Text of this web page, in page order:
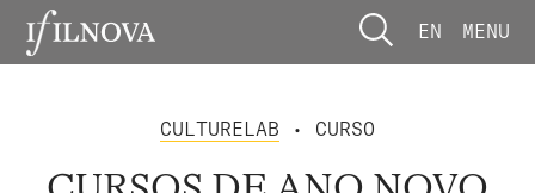
EN MENU
CULTURELAB • CURSO